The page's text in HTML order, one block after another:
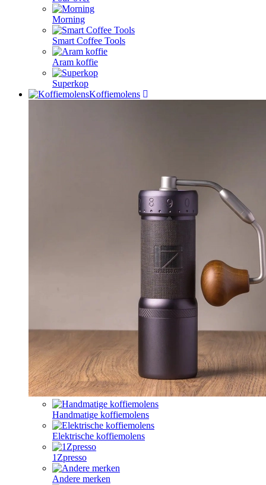
Morning
Smart Coffee Tools
Aram koffie
Superkop
Koffiemolens
Handmatige koffiemolens
Elektrische koffiemolens
1Zpresso
Andere merken